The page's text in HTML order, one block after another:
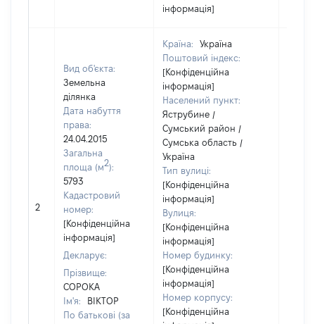
інформація]
2
Вид об'єкта:
Земельна
ділянка
Дата набуття
права:
24.04.2015
Загальна
площа (м2):
5793
Кадастровий
номер:
[Конфіденційна
інформація]
Декларує:
Прізвище:
СОРОКА
Ім'я:
ВІКТОР
По батькові (за
Країна:
Україна
Поштовий індекс:
[Конфіденційна
інформація]
Населений пункт:
Яструбине /
Сумський район /
Сумська область /
Україна
Тип вулиці:
[Конфіденційна
інформація]
Вулиця:
[Конфіденційна
інформація]
Номер будинку:
[Конфіденційна
інформація]
Номер корпусу:
[Конфіденційна